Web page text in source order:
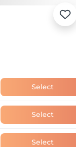
Select
Select
Select